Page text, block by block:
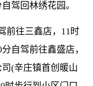
驾回林绣花园。
往三鑫店，11时
自驾前往鑫盛店，
(辛庄镇首创暖山